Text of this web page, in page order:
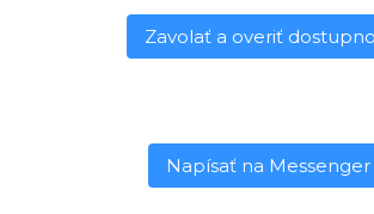
Zavolať a overiť
Napísať na Messenger